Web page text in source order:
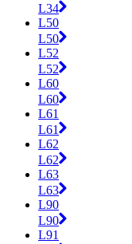
L34
L50
L50
L52
L52
L60
L60
L61
L61
L62
L62
L63
L63
L90
L90
L91